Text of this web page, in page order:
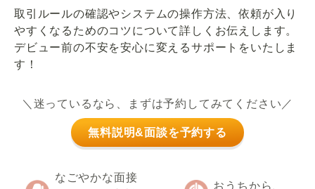
取引ルールの確認やシステムの操作方法、依頼が入り
やすくなるためのコツについて詳しくお伝えします。
デビュー前の不安を安心に変えるサポートをいたしま
す！
＼迷っているなら、まずは予約してみてください／
無料説明&面談を予約する
なごやかな面接
おうちから、